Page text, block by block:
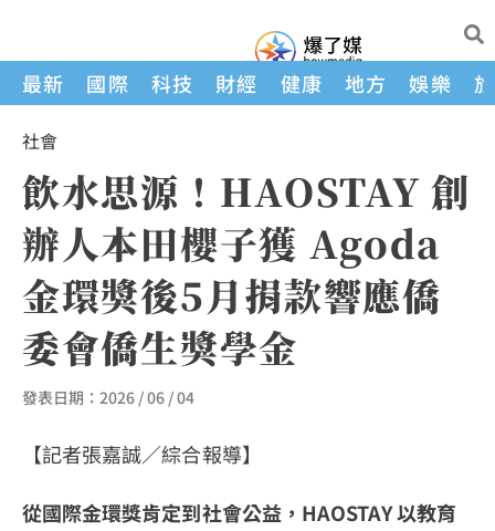
最新 國際 科技 財經 健康 地方 娛樂
社會
飲水思源！HAOSTAY 創
辦人本田櫻子獲 Agoda
金環獎後5月捐款響應僑
委會僑生獎學金
發表日期： 2026 / 06 / 04
【記者張嘉誠／綜合報導】
從國際金環獎肯定到社會公益，HAOSTAY 以教育